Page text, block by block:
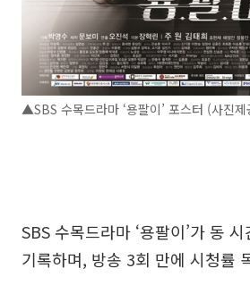
▲SBS 수목드라마 ‘용팔이’ 포스터 (사진
SBS 수목드라마 ‘용팔이’가 동
기록하며, 방송 3회 만에 시청률